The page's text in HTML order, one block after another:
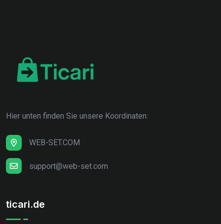
Hier unten finden Sie unsere Koordinaten:
WEB-SET.COM
support@web-set.com
ticari.de